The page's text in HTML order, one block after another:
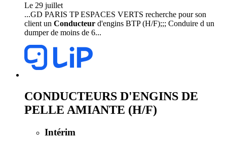
Le 29 juillet
...GD PARIS TP ESPACES VERTS recherche pour son
client un Conducteur d'engins BTP (H/F);;; Conduire d un
dumper de moins de 6...
CONDUCTEURS D'ENGINS DE
PELLE AMIANTE (H/F)
Intérim